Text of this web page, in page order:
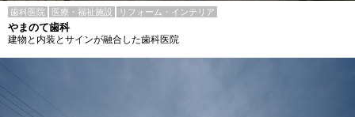
歯科医院 医療・福祉施設 リフォーム・インテリア
やまのて歯科
建物と内装とサインが融合した歯科医院